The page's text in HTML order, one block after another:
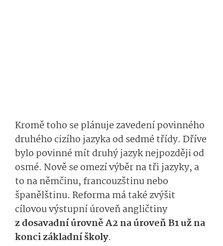
Kromě toho se plánuje zavedení povinného
druhého cizího jazyka od sedmé třídy. Dříve
bylo povinné mít druhý jazyk nejpozději od
osmé. Nově se omezí výběr na tři jazyky, a
to na němčinu, francouzštinu nebo
španělštinu. Reforma má také zvýšit
cílovou výstupní úroveň angličtiny
z dosavadní úrovně A2 na úroveň B1 už na
konci základní školy.